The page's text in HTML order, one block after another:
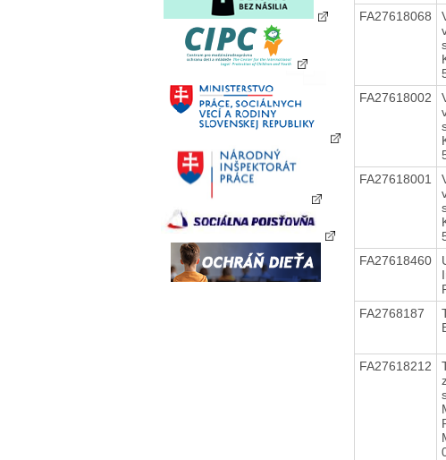
FA27618068
FA27618002
FA27618001
FA27618460
FA2768187
FA27618212